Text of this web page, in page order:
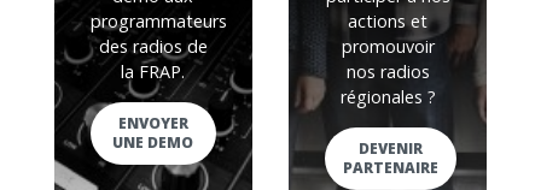
programmateurs
des radios de
la FRAP.
ENVOYER
UNE DEMO
actions et
promouvoir
nos radios
régionales ?
DEVENIR
PARTENAIRE